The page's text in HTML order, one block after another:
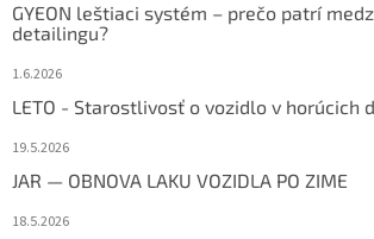
GYEON leštiaci systém – prečo patrí
detailingu?
1.6.2026
LETO - Starostlivosť o vozidlo v horúcich
19.5.2026
JAR — OBNOVA LAKU VOZIDLA PO ZIME
18.5.2026